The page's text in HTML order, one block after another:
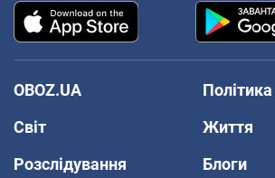
OBOZ.UA
Політика
Світ
Життя
Розслідування
Блоги